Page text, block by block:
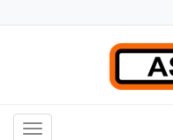
Toggle navigation